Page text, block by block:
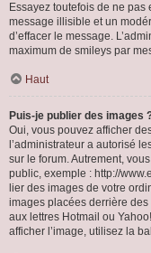
Essayez toutefois de ne
message illisible et un
d’effacer le message.
maximum de smileys par
Haut
Puis-je publier des images
Oui, vous pouvez afficher
l’administrateur a autorisé
sur le forum. Autrement,
public, exemple : http://
lier des images de votre
images placées derrière
aux lettres Hotmail ou
afficher l’image, utilisez la